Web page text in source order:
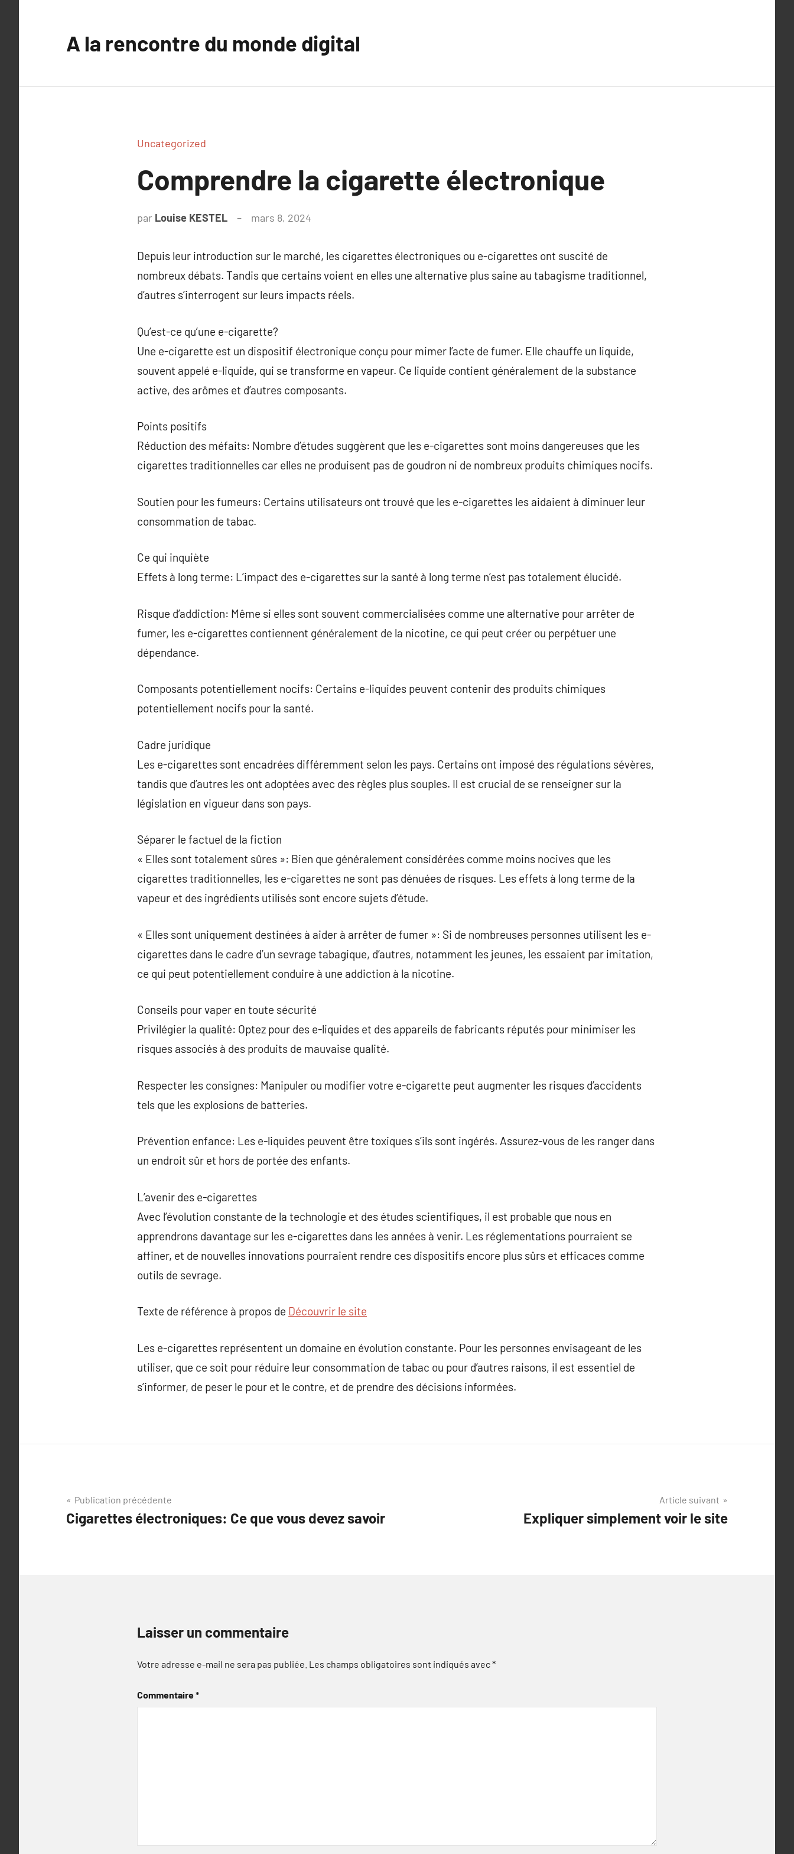
A la rencontre du monde digital
Uncategorized
Comprendre la cigarette électronique
par Louise KESTEL mars 8, 2024
Depuis leur introduction sur le marché, les cigarettes électroniques ou e-cigarettes ont suscité de
nombreux débats. Tandis que certains voient en elles une alternative plus saine au tabagisme traditionnel,
d’autres s’interrogent sur leurs impacts réels.
Qu’est-ce qu’une e-cigarette?
Une e-cigarette est un dispositif électronique conçu pour mimer l’acte de fumer. Elle chauffe un liquide,
souvent appelé e-liquide, qui se transforme en vapeur. Ce liquide contient généralement de la substance
active, des arômes et d’autres composants.
Points positifs
Réduction des méfaits: Nombre d’études suggèrent que les e-cigarettes sont moins dangereuses que les
cigarettes traditionnelles car elles ne produisent pas de goudron ni de nombreux produits chimiques nocifs.
Soutien pour les fumeurs: Certains utilisateurs ont trouvé que les e-cigarettes les aidaient à diminuer leur
consommation de tabac.
Ce qui inquiète
Effets à long terme: L’impact des e-cigarettes sur la santé à long terme n’est pas totalement élucidé.
Risque d’addiction: Même si elles sont souvent commercialisées comme une alternative pour arrêter de
fumer, les e-cigarettes contiennent généralement de la nicotine, ce qui peut créer ou perpétuer une
dépendance.
Composants potentiellement nocifs: Certains e-liquides peuvent contenir des produits chimiques
potentiellement nocifs pour la santé.
Cadre juridique
Les e-cigarettes sont encadrées différemment selon les pays. Certains ont imposé des régulations sévères,
tandis que d’autres les ont adoptées avec des règles plus souples. Il est crucial de se renseigner sur la
législation en vigueur dans son pays.
Séparer le factuel de la fiction
« Elles sont totalement sûres »: Bien que généralement considérées comme moins nocives que les
cigarettes traditionnelles, les e-cigarettes ne sont pas dénuées de risques. Les effets à long terme de la
vapeur et des ingrédients utilisés sont encore sujets d’étude.
« Elles sont uniquement destinées à aider à arrêter de fumer »: Si de nombreuses personnes utilisent les e-
cigarettes dans le cadre d’un sevrage tabagique, d’autres, notamment les jeunes, les essaient par imitation,
ce qui peut potentiellement conduire à une addiction à la nicotine.
Conseils pour vaper en toute sécurité
Privilégier la qualité: Optez pour des e-liquides et des appareils de fabricants réputés pour minimiser les
risques associés à des produits de mauvaise qualité.
Respecter les consignes: Manipuler ou modifier votre e-cigarette peut augmenter les risques d’accidents
tels que les explosions de batteries.
Prévention enfance: Les e-liquides peuvent être toxiques s’ils sont ingérés. Assurez-vous de les ranger dans
un endroit sûr et hors de portée des enfants.
L’avenir des e-cigarettes
Avec l’évolution constante de la technologie et des études scientifiques, il est probable que nous en
apprendrons davantage sur les e-cigarettes dans les années à venir. Les réglementations pourraient se
affiner, et de nouvelles innovations pourraient rendre ces dispositifs encore plus sûrs et efficaces comme
outils de sevrage.
Texte de référence à propos de Découvrir le site
Les e-cigarettes représentent un domaine en évolution constante. Pour les personnes envisageant de les
utiliser, que ce soit pour réduire leur consommation de tabac ou pour d’autres raisons, il est essentiel de
s’informer, de peser le pour et le contre, et de prendre des décisions informées.
Navigation
de
Publication précédente
Cigarettes électroniques: Ce que vous devez savoir
Article suivant
Expliquer simplement voir le site
Laisser un commentaire
Votre adresse e-mail ne sera pas publiée. Les champs obligatoires sont indiqués avec*
Commentaire*